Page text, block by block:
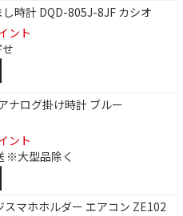
し時計 DQD-805J-8JF カシオ
ント
ナログ掛け時計 ブルー
ント
※大型品除く
スマホホルダー エアコン ZE102